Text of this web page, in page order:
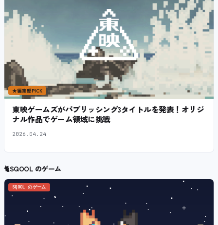
★編集部PICK
東映ゲームズがパブリッシング3タイトルを発表！オリジ
ナル作品でゲーム領域に挑戦
2026.04.24
🐈SQOOL のゲーム
SQOOL のゲーム